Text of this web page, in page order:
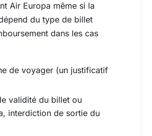
Air Europa même si la
du type de billet
dans les cas
de voyager (un justificatif
validité du billet ou
interdiction de sortie du